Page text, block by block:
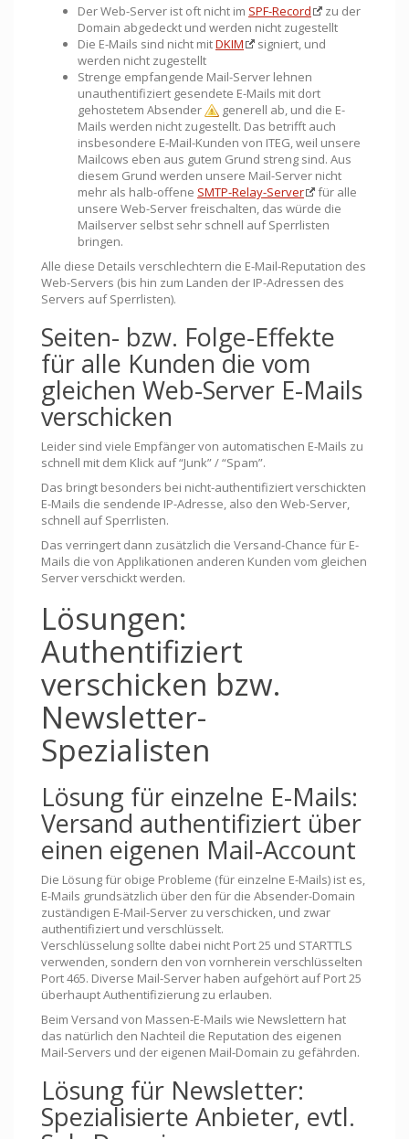
Der Web-Server ist oft nicht im SPF-Record
zu der
Domain abgedeckt und werden nicht zugestellt
Die E-Mails sind nicht mitDKIM
signiert, und
werden nicht zugestellt
Strenge empfangende Mail-Server lehnen
unauthentifiziert gesendete E-Mails mit dort
gehostetem Absender
generell ab, und die E-
Mails werden nicht zugestellt. Das betrifft auch
insbesondere E-Mail-Kunden von ITEG, weil unsere
Mailcows eben aus gutem Grund streng sind. Aus
diesem Grund werden unsere Mail-Server nicht
mehr als halb-offene SMTP-Relay-Server
für alle
unsere Web-Server freischalten, das würde die
Mailserver selbst sehr schnell auf Sperrlisten
bringen.
Alle diese Details verschlechtern die E-Mail-Reputation des
Web-Servers (bis hin zum Landen der IP-Adressen des
Servers auf Sperrlisten).
Seiten- bzw. Folge-Effekte
für alle Kunden die vom
gleichen Web-Server E-Mails
verschicken
Leider sind viele Empfänger von automatischen E-Mails zu
schnell mit dem Klick auf “Junk” / “Spam”.
Das bringt besonders bei nicht-authentifiziert verschickten
E-Mails die sendende IP-Adresse, also den Web-Server,
schnell auf Sperrlisten.
Das verringert dann zusätzlich die Versand-Chance für E-
Mails die von Applikationen anderen Kunden vom gleichen
Server verschickt werden.
Lösungen:
Authentifiziert
verschicken bzw.
Newsletter-
Spezialisten
Lösung für einzelne E-Mails:
Versand authentifiziert über
einen eigenen Mail-Account
Die Lösung für obige Probleme (für einzelne E-Mails) ist es,
E-Mails grundsätzlich über den für die Absender-Domain
zuständigen E-Mail-Server zu verschicken, und zwar
authentifiziert und verschlüsselt.
Verschlüsselung sollte dabei nicht Port 25 und STARTTLS
verwenden, sondern den von vornherein verschlüsselten
Port 465. Diverse Mail-Server haben aufgehört auf Port 25
überhaupt Authentifizierung zu erlauben.
Beim Versand von Massen-E-Mails wie Newslettern hat
das natürlich den Nachteil die Reputation des eigenen
Mail-Servers und der eigenen Mail-Domain zu gefährden.
Lösung für Newsletter:
Spezialisierte Anbieter, evtl.